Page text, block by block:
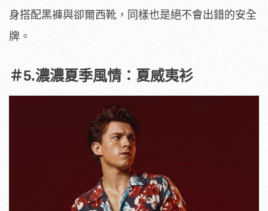
身搭配黑褲與卻爾西靴，同樣也是絕不會出錯的安全
牌。
＃5.濃濃夏季風情：夏威夷衫